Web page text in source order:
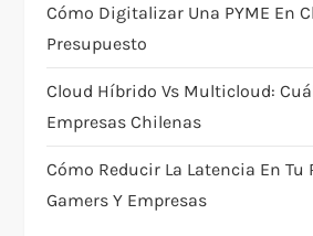
o
n
Cómo Digitalizar Una PYME En
Presupuesto
Cloud Híbrido Vs Multicloud:
Empresas Chilenas
Cómo Reducir La Latencia En Tu
Gamers Y Empresas